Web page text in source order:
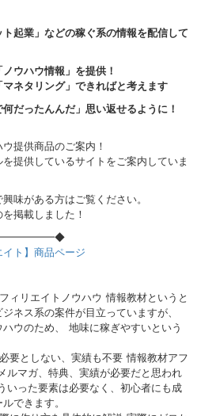
起業」などの稼ぐ系の情報を配信して
ウハウ情報」を提供！
マネタリング」できればと考えます
だったんんだ」思い返せるように！
提供商品のご案内！
提供しているサイトをご案内していま
味がある方はご覧ください。
掲載しました！
イト】商品ページ
ィリエイトノウハウ 情報教材というと
ネス系の案件が目立っていますが、
ウのため、 地味に稼ぎやすいという
要としない、実績も不要 情報教材アフ
ルマガ、特典、実績が必要だと思われ
いった要素は必要なく、初心者にも成
できます。